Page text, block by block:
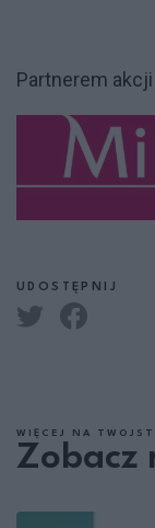
Partnerem
UDOSTĘPNIJ
WIĘCEJ NA
Zobacz